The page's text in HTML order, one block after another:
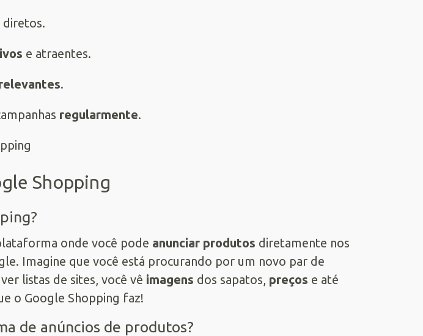
diretos.
e atraentes.
.
regularmente.
Shopping
onde você pode anunciar produtos diretamente nos
Imagine que você está procurando por um novo par de
listas de sites, você vê imagens dos sapatos, preços e até
o Google Shopping faz!
de anúncios de produtos?